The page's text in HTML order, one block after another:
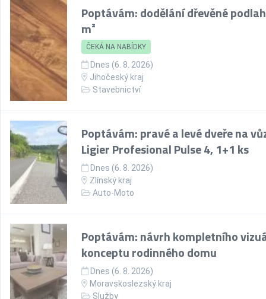
Poptávám: dodělání dřevěné
m²
ČEKÁ NA NABÍDKY
Dnes (6. 8. 2026)
Jihočeský kraj
Stavebnictví
Poptávám: pravé a levé dveře na
Ligier Profesional Pulse 4, 1+1 ks
Dnes (6. 8. 2026)
Zlínský kraj
Auto-Moto
Poptávám: návrh kompletního
konceptu rodinného domu
Dnes (6. 8. 2026)
Moravskoslezský kraj
Služby